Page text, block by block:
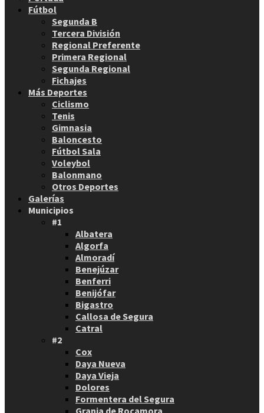
Fútbol
Segunda B
Tercera División
Regional Preferente
Primera Regional
Segunda Regional
Fichajes
Más Deportes
Ciclismo
Tenis
Gimnasia
Baloncesto
Fútbol Sala
Voleybol
Balonmano
Otros Deportes
Galerías
Municipios
#1
Albatera
Algorfa
Almoradí
Benejúzar
Benferri
Benijófar
Bigastro
Callosa de Segura
Catral
#2
Cox
Daya Nueva
Daya Vieja
Dolores
Formentera del Segura
Granja de Rocamora